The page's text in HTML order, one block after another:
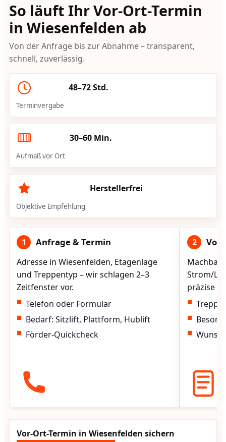
So läuft Ihr Vor-Ort-Termin
in Wiesenfelden ab
Von der Anfrage bis zur Abnahme – transparent,
schnell, zuverlässig.
48–72 Std.
Terminvergabe
30–60 Min.
Aufmaß vor Ort
Herstellerfrei
Objektive Empfehlung
1 Anfrage & Termin
Adresse in Wiesenfelden, Etagenlage
und Treppentyp – wir schlagen 2–3
Zeitfenster vor.
Telefon oder Formular
Bedarf: Sitzlift, Plattform, Hublift
Förder-Quickcheck
2
Strom/
präzise
Vor-Ort-Termin in Wiesenfelden sichern